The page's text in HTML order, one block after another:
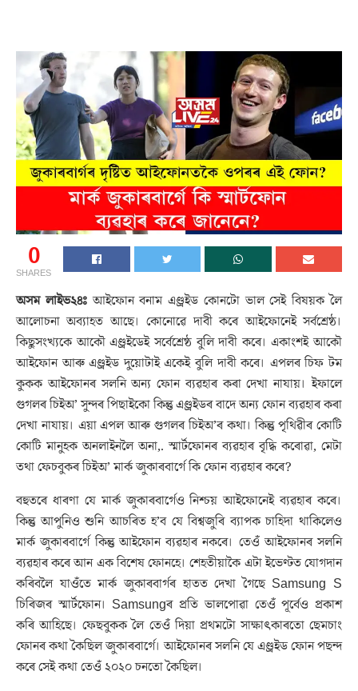
0
SHARES
অসম লাইভ২৪ঃআইফোন বনাম এণ্ড্ৰইড কোনটো ভাল সেই বিষয়ক লৈ
আলোচনা অব্যাহত আছে। কোনোৱে দাবী কৰে আইফোনেই সৰ্বশ্ৰেষ্ঠ।
কিছুসংখ্যকে আকৌ এণ্ড্ৰইডেই সৰ্বেশ্ৰেষ্ঠ বুলি দাবী কৰে। একাংশই আকৌ
আইফোন আৰু এণ্ড্ৰইড দুয়োটাই একেই বুলি দাবী কৰে। এপলৰ চিফ টম
কুকক আইফোনৰ সলনি অন্য ফোন ব্যৱহাৰ কৰা দেখা নাযায়। ইফালে
গুগলৰ চিইঅ’ সুন্দৰ পিছাইকো কিন্তু এণ্ড্ৰইডৰ বাদে অন্য ফোন ব্যৱহাৰ কৰা
দেখা নাযায়। এয়া এপল আৰু গুগলৰ চিইঅ’ৰ কথা। কিন্তু পৃথিৱীৰ কোটি
কোটি মানুহক অনলাইনলৈ অনা,. স্মাৰ্টফোনৰ ব্যৱহাৰ বৃদ্ধি কৰোৱা, মেটা
তথা ফেচবুকৰ চিইঅ’ মাৰ্ক জুকাৰবাৰ্গে কি ফোন ব্যৱহাৰ কৰে?
বহুতৰে ধাৰণা যে মাৰ্ক জুকাৰবাৰ্গেও নিশ্চয় আইফোনেই ব্যৱহাৰ কৰে।
কিন্তু আপুনিও শুনি আচৰিত হ’ব যে বিশ্বজুৰি ব্যাপক চাহিদা থাকিলেও
মাৰ্ক জুকাৰবাৰ্গে কিন্তু আইফোন ব্যৱহাৰ নকৰে। তেওঁ আইফোনৰ সলনি
ব্যৱহাৰ কৰে আন এক বিশেষ ফোনহে। শেহতীয়াকৈ এটা ইভেণ্টত যোগদান
কৰিবলৈ যাওঁতে মাৰ্ক জুকাৰবাৰ্গৰ হাতত দেখা গৈছে Samsung S
চিৰিজৰ স্মাৰ্টফোন। Samsungৰ প্ৰতি ভালপোৱা তেওঁ পূৰ্বেও প্ৰকাশ
কৰি আহিছে। ফেছবুকক লৈ তেওঁ দিয়া প্ৰথমটো সাক্ষাৎকাৰতো ছেমচাং
ফোনৰ কথা কৈছিল জুকাৰবাৰ্গে। আইফোনৰ সলনি যে এণ্ড্ৰইড ফোন পছন্দ
কৰে সেই কথা তেওঁ ২০২০ চনতো কৈছিল।